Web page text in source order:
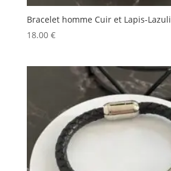
Bracelet homme Cuir et Lapis-Lazuli
18.00 €